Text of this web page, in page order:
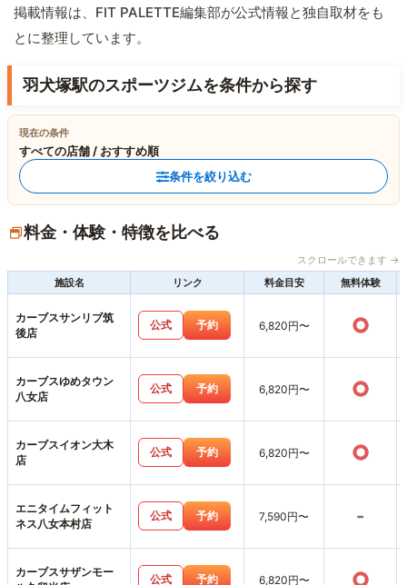
掲載情報は、FIT PALETTE編集部が公式情報と独自取材をも
とに整理しています。
羽犬塚駅のスポーツジムを条件から探す
現在の条件
すべての店舗 / おすすめ順
条件を絞り込む
料金・体験・特徴を比べる
スクロールできます →
施設名
リンク 料金目安 無料体験
カーブスサンリブ筑
後店
公式 予約 6,820円〜 ○
カーブスゆめタウン
八女店
公式 予約 6,820円〜 ○
カーブスイオン大木
店
公式 予約 6,820円〜 ○
エニタイムフィット
ネス八女本村店
公式 予約 7,590円〜 -
カーブスサザンモー
公式 予約 6,820円〜 ○